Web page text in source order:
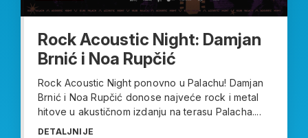
Rock Acoustic Night: Damjan
Brnić i Noa Rupčić
Rock Acoustic Night ponovno u Palachu! Damjan
Brnić i Noa Rupčić donose najveće rock i metal
hitove u akustičnom izdanju na terasu Palacha....
DETALJNIJE